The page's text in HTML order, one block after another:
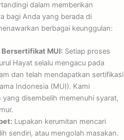
dalam memberikan
bagi Anda yang berada di
berbagai keunggulan:
Bersertifikat MUI:Setiap proses
Hayat selalu mengacu pada
dan telah mendapatkan sertifikasi
Indonesia (MUI). Kami
disembelih memenuhi syarat,
Lupakan kerumitan mencari
sendiri, atau mengolah masakan.